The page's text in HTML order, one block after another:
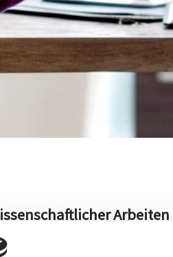
Arbeiten
einen logischen